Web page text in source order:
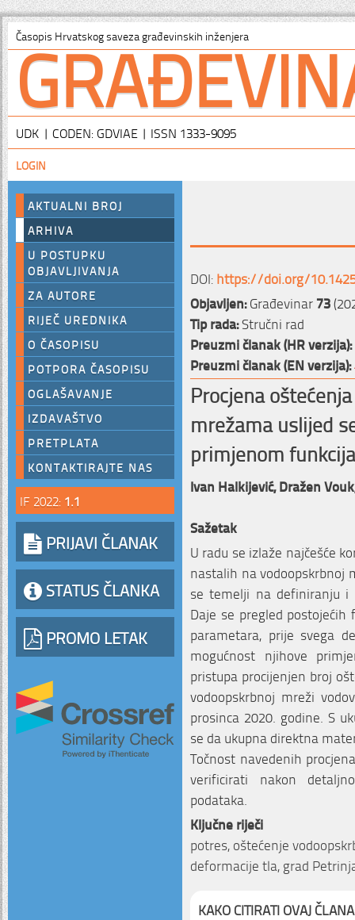
Časopis Hrvatskog saveza građevinskih inženjera
UDK | CODEN: GDVIAE | ISSN 1333-9095
LOGIN
AKTUALNI BROJ
ARHIVA
U POSTUPKU
OBJAVLJIVANJA
ZA AUTORE
RIJEČ UREDNIKA
O ČASOPISU
POTPORA ČASOPISU
OGLAŠAVANJE
IZDAVAŠTVO
PRETPLATA
KONTAKTIRAJTE NAS
IF 2022: 1.1
PRIJAVI ČLANAK
STATUS ČLANKA
PROMO LETAK
DOI:https://doi.org/
Objavljen:Građevinar73
Tip rada:Stručni rad
Preuzmi članak (HR verzija):
Preuzmi članak (EN verzija):
Procjena
mrežama uslijed
primjenom
Ivan Halkijević,Dražen
Sažetak
U radu se izlaže najčešće
nastalih na vodoopskrbnoj
se temelji na definiranju i
Daje se pregled
parametara, prije svega
mogućnost njihove
pristupa procijenjen broj
vodoopskrbnoj mreži
prosinca 2020. godine. S
se da ukupna direktna
Točnost navedenih
verificirati nakon
podataka.
Ključne riječi
potres, oštećenje
deformacije tla, grad
KAKO CITIRATI OVAJ